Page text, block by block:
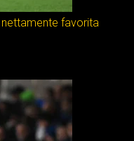
favorita